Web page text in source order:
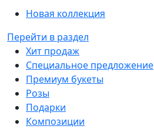
Новая коллекция
Перейти в раздел
Хит продаж
Специальное предложение
Премиум букеты
Розы
Подарки
Композиции